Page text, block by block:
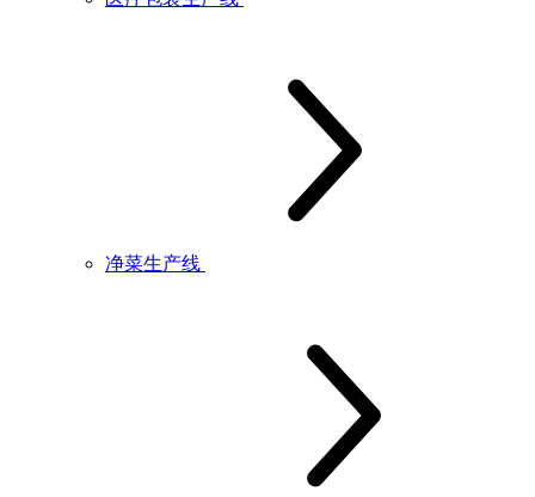
净菜生产线